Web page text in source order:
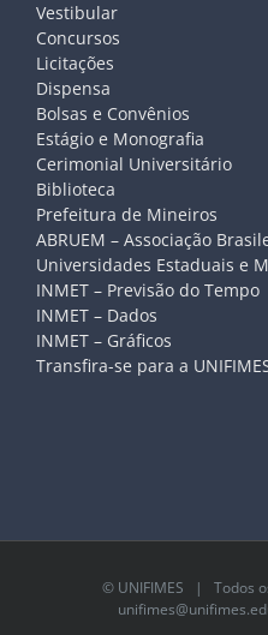
Vestibular
Concursos
Licitações
Dispensa
Bolsas e Convênios
Estágio e Monografia
Cerimonial Universitário
Biblioteca
Prefeitura de Mineiros
ABRUEM – Associação
Universidades Estaduais e
INMET – Previsão do Tempo
INMET – Dados
INMET – Gráficos
Transfira-se para a
© UNIFIMES | Todos